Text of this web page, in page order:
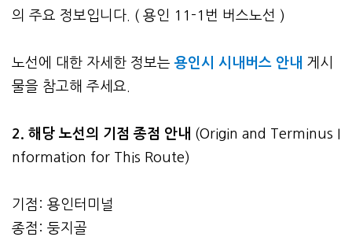
의 주요 정보입니다. ( 용인 11-1번 버스노선 )
노선에 대한 자세한 정보는 용인시 시내버스 안내 게시
물을 참고해 주세요.
2. 해당 노선의 기점 종점 안내 (Origin and Terminus I
nformation for This Route)
기점: 용인터미널
종점: 둥지골